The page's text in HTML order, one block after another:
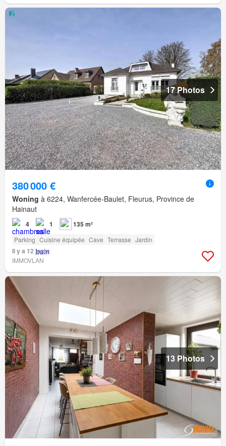
17 Photos
380 000 €
Woning à 6224, Wanfercée-Baulet, Fleurus, Province de
Hainaut
4 1 135 m²
Parking Cuisine équipée Cave Terrasse Jardin
Il y a 12 jours
IMMOVLAN
13 Photos